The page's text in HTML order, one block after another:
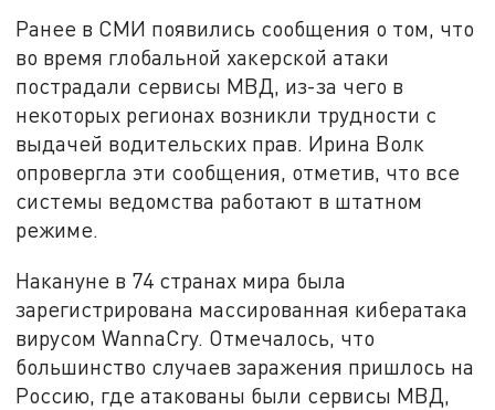
Ранее в СМИ появились сообщения о том, что
во время глобальной хакерской атаки
пострадали сервисы МВД, из-за чего в
некоторых регионах возникли трудности с
выдачей водительских прав. Ирина Волк
опровергла эти сообщения, отметив, что все
системы ведомства работают в штатном
режиме.
Накануне в 74 странах мира была
зарегистрирована массированная кибератака
вирусом WannaCry. Отмечалось, что
большинство случаев заражения пришлось на
Россию, где атакованы были сервисы МВД,